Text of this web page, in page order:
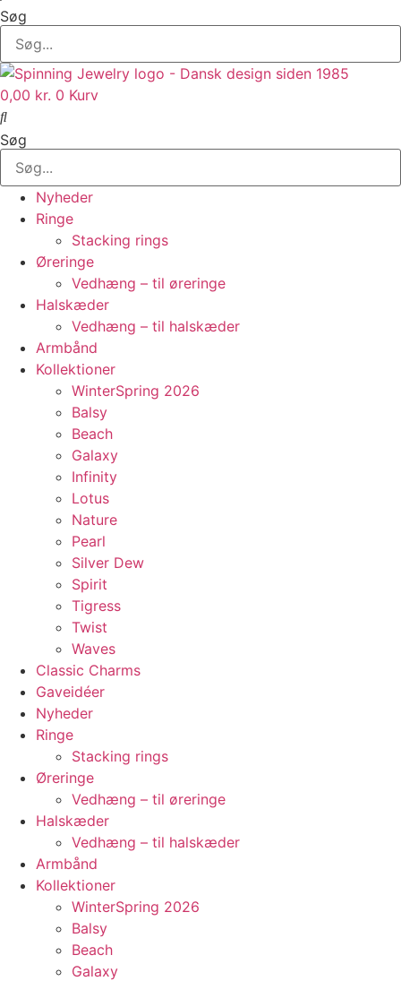
Søg
0,00 kr. 0 Kurv
Søg
Nyheder
Ringe
Stacking rings
Øreringe
Vedhæng – til øreringe
Halskæder
Vedhæng – til halskæder
Armbånd
Kollektioner
WinterSpring 2026
Balsy
Beach
Galaxy
Infinity
Lotus
Nature
Pearl
Silver Dew
Spirit
Tigress
Twist
Waves
Classic Charms
Gaveidéer
Nyheder
Ringe
Stacking rings
Øreringe
Vedhæng – til øreringe
Halskæder
Vedhæng – til halskæder
Armbånd
Kollektioner
WinterSpring 2026
Balsy
Beach
Galaxy